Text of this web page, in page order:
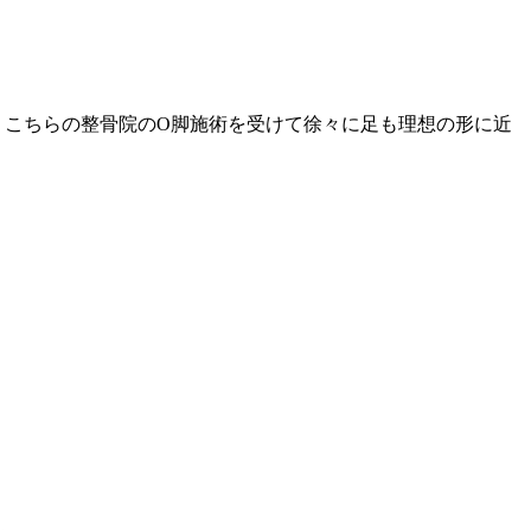
ちらの整骨院のO脚施術を受けて徐々に足も理想の形に近